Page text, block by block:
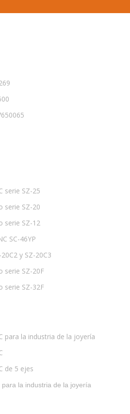
serie SZ-25
serie SZ-20
serie SZ-12
SC-46YP
y SZ-20C3
serie SZ-20F
serie SZ-32F
para la industria de la joyería
de 5 ejes
para la industria de la joyería